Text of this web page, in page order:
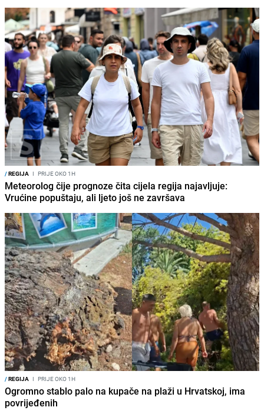
/REGIJA I PRIJE OKO 1H
Meteorolog čije prognoze čita cijela regija najavljuje:
Vrućine popuštaju, ali ljeto još ne završava
/REGIJA I PRIJE OKO 1H
Ogromno stablo palo na kupače na plaži u Hrvatskoj, ima
povrijeđenih